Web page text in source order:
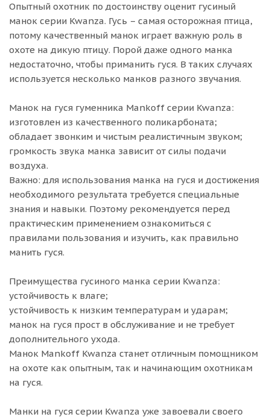
Опытный охотник по достоинству оценит гусиный
манок серии Kwanza. Гусь – самая осторожная птица,
потому качественный манок играет важную роль в
охоте на дикую птицу. Порой даже одного манка
недостаточно, чтобы приманить гуся. В таких случаях
используется несколько манков разного звучания.
Манок на гуся гуменника Mankoff серии Kwanza:
изготовлен из качественного поликарбоната;
обладает звонким и чистым реалистичным звуком;
громкость звука манка зависит от силы подачи
воздуха.
Важно: для использования манка на гуся и достижения
необходимого результата требуется специальные
знания и навыки. Поэтому рекомендуется перед
практическим применением ознакомиться с
правилами пользования и изучить, как правильно
манить гуся.
Преимущества гусиного манка серии Kwanza:
устойчивость к влаге;
устойчивость к низким температурам и ударам;
манок на гуся прост в обслуживание и не требует
дополнительного ухода.
Манок Mankoff Kwanza станет отличным помощником
на охоте как опытным, так и начинающим охотникам
на гуся.
Манки на гуся серии Kwanza уже завоевали своего